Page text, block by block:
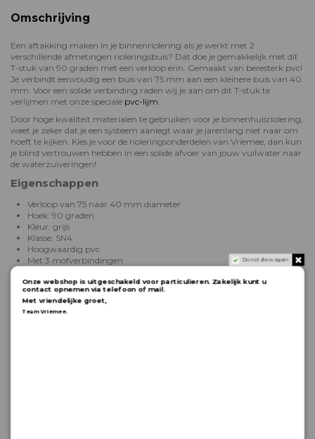
Omschrijving
Een aftakking maken in je binnenriolering als je werkt met 2
verschillende afmetingen rioleringsbuis? Dat doe je gemakkelijk met dit
T-stuk van 90 graden met een verloop erin. Gemaakt van beresterk pvc!
Je verbindt eenvoudig een buis van 75 mm aan een kleinere buis van 40
mm. Voor een solide verbinding raden wij je aan om dit T-stuk te
verlijmen met onze speciale pvc-lijm
Door hoge kwaliteit materialen te gebruiken voor je binnenhuisriolering,
weet je zeker dat je een systeem aanlegt waar je jarenlang niet naar om
hoeft te kijken. Kies je voor de rioleringsonderdelen van Vriemee, dan kun
je blind vertrouwen hebben in een solide afvoer van jouw vuilwater naar
de waterzuiveringen!
Eigenschappen
Verloop van 75 naar 40 mm diameter
Hoek: 90 graden
Kleur: grijs
Klasse: SN4
Hoogwaardig pvc
Met 3 mofverbindingen
Andere varianten
Verloop T-stuk van 50 naar 40 mm
Verloop T-stuk van 75 naar 50 mm
Do not show again.
Onze webshop is uitgeschakeld voor particulieren. Zakelijk kunt u
contact opnemen via telefoon of mail.
Met vriendelijke groet,
Team Vriemee.